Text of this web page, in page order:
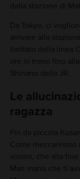
dalla stazione di
Da Tokyo, ci
arrivare alla
limitato della linea
ore in treno fino
Shinano della JR.
Le
ragazza
Fin da piccola
Come
visioni, che alla
Man mano che ti